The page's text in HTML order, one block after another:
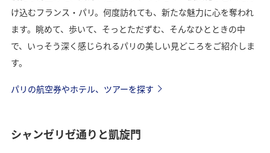
け込むフランス・パリ。何度訪れても、新たな魅力に心を奪われ
ます。眺めて、歩いて、そっとただずむ、そんなひとときの中
で、いっそう深く感じられるパリの美しい見どころをご紹介しま
す。
パリの航空券やホテル、ツアーを探す
シャンゼリゼ通りと凱旋門